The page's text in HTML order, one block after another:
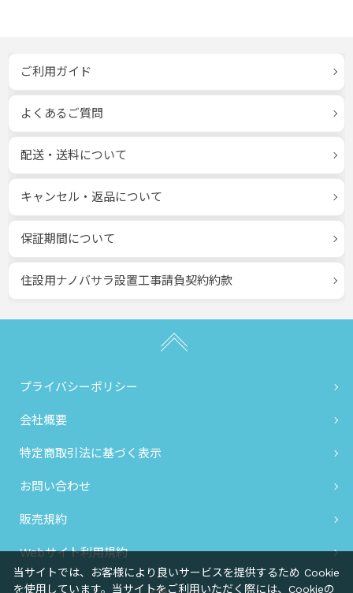
ご利用ガイド
よくあるご質問
配送・送料について
キャンセル・返品について
保証期間について
住設用ナノバサラ設置工事請負契約約款
プライバシーポリシー
会社概要
特定商取引法に基づく表示
お問い合わせ
販売規約
Webサイト利用規約
当サイトでは、お客様により良いサービスを提供するため Cookie
を使用しています。当サイトをご利用いただく際には、Cookieの